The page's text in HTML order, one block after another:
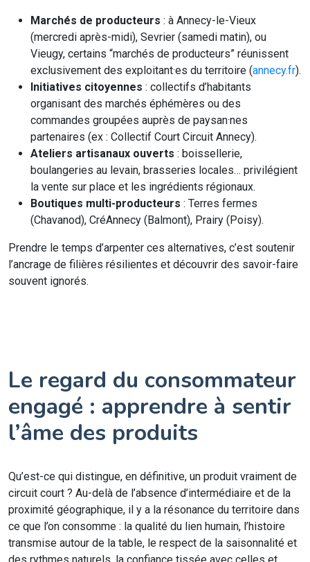
Marchés de producteurs : à Annecy-le-Vieux
(mercredi après-midi), Sevrier (samedi matin), ou
Vieugy, certains “marchés de producteurs” réunissent
exclusivement des exploitant·es du territoire (annecy.fr).
Initiatives citoyennes : collectifs d’habitants
organisant des marchés éphémères ou des
commandes groupées auprès de paysan·nes
partenaires (ex : Collectif Court Circuit Annecy).
Ateliers artisanaux ouverts : boissellerie,
boulangeries au levain, brasseries locales… privilégient
la vente sur place et les ingrédients régionaux.
Boutiques multi-producteurs : Terres fermes
(Chavanod), CréAnnecy (Balmont), Prairy (Poisy).
Prendre le temps d’arpenter ces alternatives, c’est soutenir
l’ancrage de filières résilientes et découvrir des savoir-faire
souvent ignorés.
Le regard du consommateur
engagé : apprendre à sentir
l’âme des produits
Qu’est-ce qui distingue, en définitive, un produit vraiment de
circuit court ? Au-delà de l’absence d’intermédiaire et de la
proximité géographique, il y a la résonance du territoire dans
ce que l’on consomme : la qualité du lien humain, l’histoire
transmise autour de la table, le respect de la saisonnalité et